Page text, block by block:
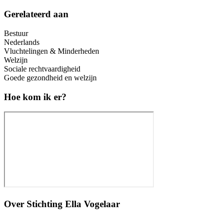
Gerelateerd aan
Bestuur
Nederlands
Vluchtelingen & Minderheden
Welzijn
Sociale rechtvaardigheid
Goede gezondheid en welzijn
Hoe kom ik er?
Over Stichting Ella Vogelaar